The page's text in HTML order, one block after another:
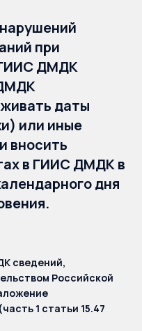
при
ГИИС ДМДК
даты
или иные
вносить
в ГИИС ДМДК в
дня
сведений,
Российской
1 статьи 15.47